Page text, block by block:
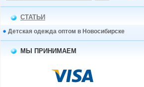
СТАТЬИ
Детская одежда оптом в Новосибирске
МЫ ПРИНИМАЕМ